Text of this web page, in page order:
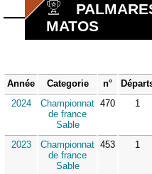
MATOS
Année Categorie n°
2024
Championnat
de france
Sable
470 1
2023
Championnat
de france
Sable
453 1